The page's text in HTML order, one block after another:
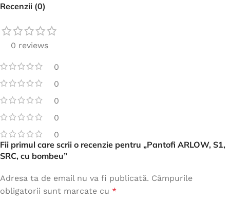
Recenzii (0)
0 reviews
0
0
0
0
0
Fii primul care scrii o recenzie pentru „Pantofi ARLOW, S1,
SRC, cu bombeu”
Adresa ta de email nu va fi publicată. Câmpurile
obligatorii sunt marcate cu *